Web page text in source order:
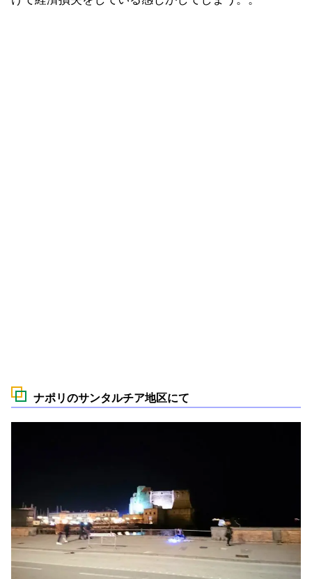
ナポリのサンタルチア地区にて